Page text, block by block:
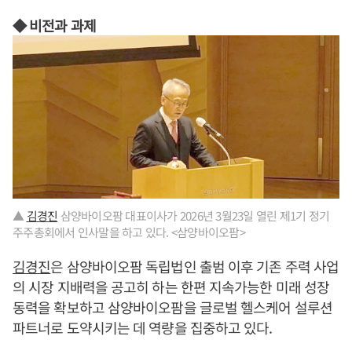
◆ 비전과 과제
▲ 김경진 삼양바이오팜 대표이사가 2026년 3월23일 열린 제1기 정기
주주총회에서 인사말을 하고 있다. <삼양바이오팜>
김경진은 삼양바이오팜 독립법인 출범 이후 기존 주력 사업
의 시장 지배력을 공고히 하는 한편 지속가능한 미래 성장
동력을 확보하고 삼양바이오팜을 글로벌 헬스케어 설루션
파트너로 도약시키는 데 역량을 집중하고 있다.